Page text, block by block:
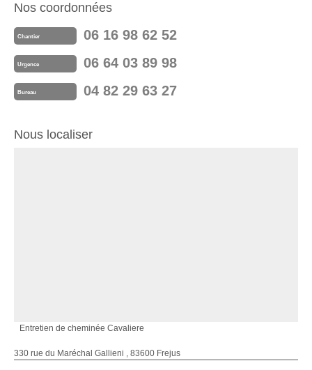
Nos coordonnées
Chantier 06 16 98 62 52
Urgence 06 64 03 89 98
Bureau 04 82 29 63 27
Nous localiser
Entretien de cheminée Cavaliere
330 rue du Maréchal Gallieni , 83600 Frejus